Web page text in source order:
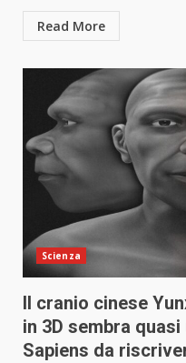
Read More
Scienza
Il cranio cinese
in 3D sembra
Sapiens da